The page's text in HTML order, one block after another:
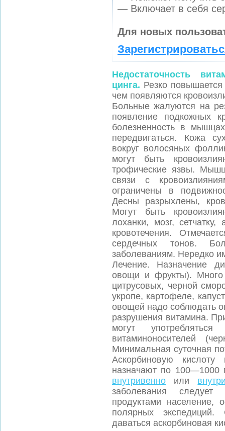
— Включает в себя
Для новых
Недостаточность
цинга. Резко
чем появляются
Больные жалуются на
появление подкожных
болезненность в
передвигаться. Кожа
вокруг волосяных
могут быть
трофические язвы.
связи с
ограничены в
Десны разрыхлены,
Могут быть
лоханки, мозг,
кровотечения.
сердечных тонов.
заболеваниям. Нередко
Лечение. Назначение
овощи и фрукты). Много
цитрусовых, черной
укропе, картофеле,
овощей надо соблюдать
разрушения витамина.
могут
витаминоносителей
Минимальная суточная
Аскорбиновую
назначают по
внутривенно или
заболевания следует
продуктами население,
полярных
даваться аскорбиновая